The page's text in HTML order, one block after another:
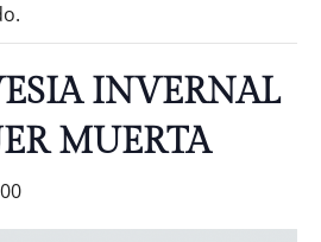
INVERNAL
MUERTA